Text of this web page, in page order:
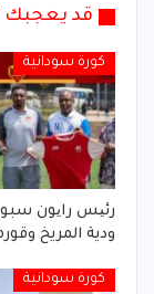
قد يعجبك
كورة سودانية
رئیس رایون
ودية المريخ
كورة سودانية